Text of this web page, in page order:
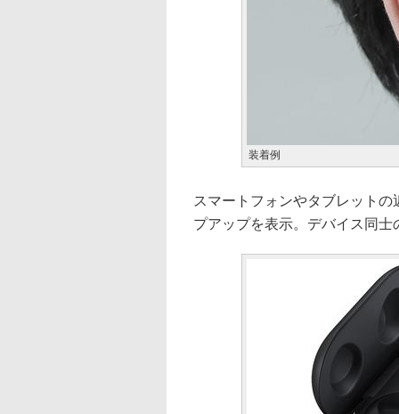
装着例
スマートフォンやタブレット
プアップを表示。デバイス同